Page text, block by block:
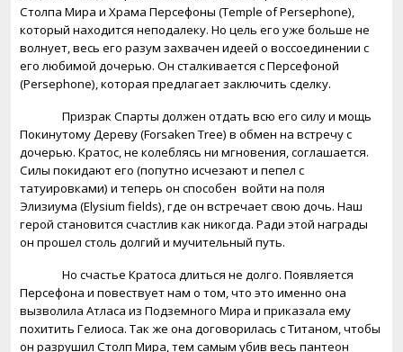
Столпа Мира и Храма Персефоны (Temple ofPersephone),
который находится неподалеку. Но цель его уже больше не
волнует, весь его разум захвачен идеей о воссоединении с
его любимой дочерью. Он сталкивается с Персефоной
(Persephone), которая предлагает заключить сделку.
Призрак Спарты должен отдать всю его силу и мощь
Покинутому Дереву (Forsaken Tree) в обмен на встречу с
дочерью. Кратос, не колеблясь ни мгновения, соглашается.
Силы покидают его (попутно исчезают и пепел с
татуировками) и теперь он способен войти на поля
Элизиума (Elysium fields), где он встречает свою дочь. Наш
герой становится счастлив как никогда. Ради этой награды
он прошел столь долгий и мучительный путь.
Но счастье Кратоса длиться не долго. Появляется
Персефона и повествует нам о том, что это именно она
вызволила Атласа из Подземного Мира и приказала ему
похитить Гелиоса. Так же она договорилась с Титаном, чтобы
он разрушил Столп Мира, тем самым убив весь пантеон